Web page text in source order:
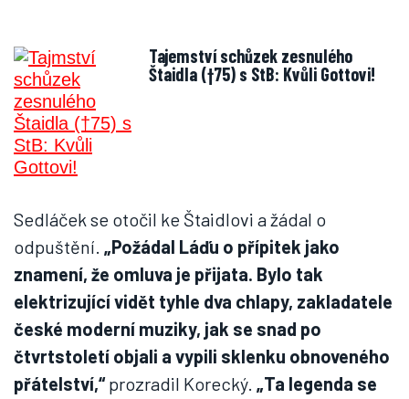
Tajemství schůzek zesnulého
Štaidla (†75) s StB: Kvůli Gottovi!
Sedláček se otočil ke Štaidlovi a žádal o
odpuštění. „Požádal Láďu o přípitek jako
znamení, že omluva je přijata. Bylo tak
elektrizující vidět tyhle dva chlapy, zakladatele
české moderní muziky, jak se snad po
čtvrtstoletí objali a vypili sklenku obnoveného
přátelství,“prozradil Korecký. „Ta legenda se